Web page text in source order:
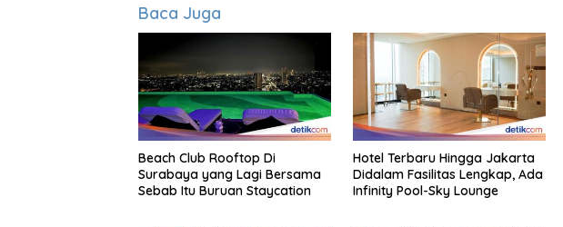
Baca Juga
Beach Club Rooftop Di
Surabaya yang Lagi Bersama
Sebab Itu Buruan Staycation
Hotel Terbaru Hingga Jakarta
Didalam Fasilitas Lengkap, Ada
Infinity Pool-Sky Lounge